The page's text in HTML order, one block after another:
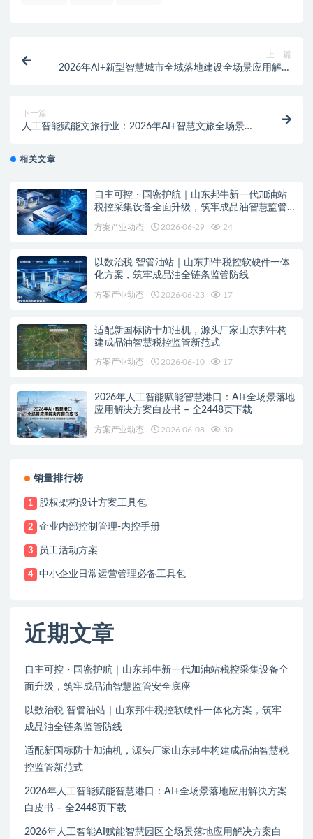
上一篇
2026年AI+新型智慧城市全域落地建设全场景应用解决
下一篇
人工智能赋能文旅行业：2026年AI+智慧文旅全场景落
相关文章
自主可控・国密护航｜山东邦牛新一代加油站
税控采集设备全面升级，筑牢成品油智慧监管
方案产业动态 2026-06-29 24
以数治税 智管油站｜山东邦牛税控软硬件一体
化方案，筑牢成品油全链条监管防线
方案产业动态 2026-06-23 17
适配新国标防十加油机，源头厂家山东邦牛构
建成品油智慧税控监管新范式
方案产业动态 2026-06-10 17
2026年人工智能赋能智慧港口：AI+全场景落地
应用解决方案白皮书 – 全2448页下载
方案产业动态 2026-06-08 30
销量排行榜
1 股权架构设计方案工具包
2 企业内部控制管理-内控手册
3 员工活动方案
4 中小企业日常运营管理必备工具包
近期文章
自主可控・国密护航｜山东邦牛新一代加油站税控采集设备全
面升级，筑牢成品油智慧监管安全底座
以数治税 智管油站｜山东邦牛税控软硬件一体化方案，筑牢
成品油全链条监管防线
适配新国标防十加油机，源头厂家山东邦牛构建成品油智慧税
控监管新范式
2026年人工智能赋能智慧港口：AI+全场景落地应用解决方案
白皮书 – 全2448页下载
2026年人工智能AI赋能智慧园区全场景落地应用解决方案白